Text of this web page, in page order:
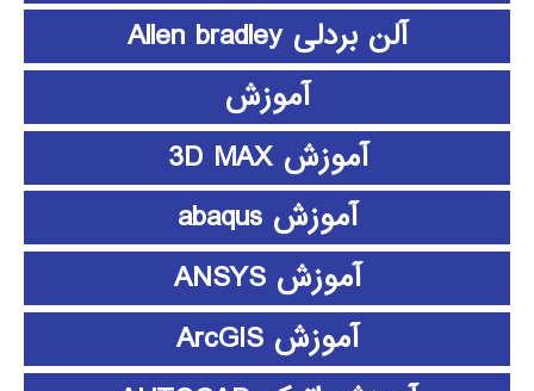
آلن بردلی Allen bradley
آموزش
آموزش 3D MAX
آموزش abaqus
آموزش ANSYS
آموزش ArcGIS